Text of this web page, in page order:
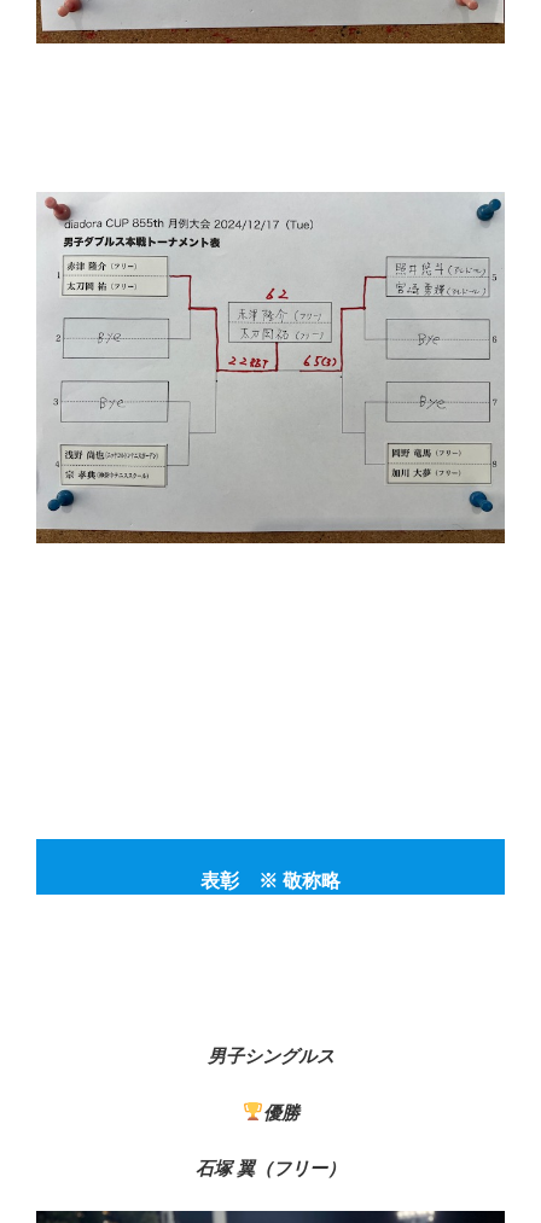
表彰 ※ 敬称略
男子シングルス
優勝
石塚 翼（フリー）